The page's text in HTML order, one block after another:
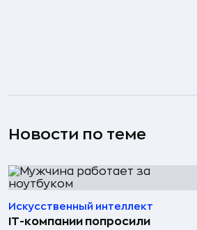
Новости по теме
Искусственный интеллект
IT-компании попросили